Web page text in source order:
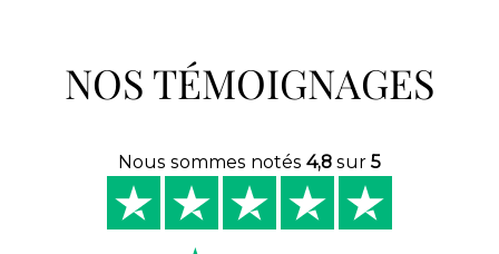
NOS TÉMOIGNAGES
Nous sommes notés 4,8 sur 5